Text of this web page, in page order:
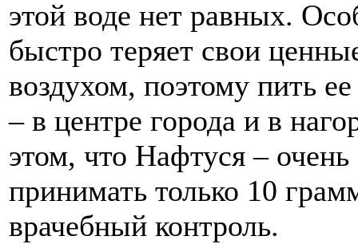
этой воде нет равных.
быстро теряет свои
воздухом, поэтому пить
– в центре города и в
этом, что Нафтуся –
принимать только 10
врачебный контроль.